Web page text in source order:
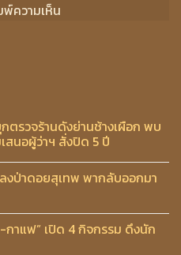
พ์ความเห็น
ตรวจร้านดังย่านช้างเผือก พบ
สนอผู้ว่าฯ สั่งปิด 5 ปี
งป่าดอยสุเทพ พากลับออกมา
กาแฟ” เปิด 4 กิจกรรม ดึงนัก